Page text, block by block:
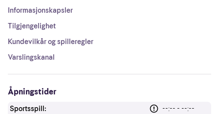
Informasjonskapsler
Tilgjengelighet
Kundevilkår og spilleregler
Varslingskanal
Åpningstider
Sportsspill:
--:-- - --:--